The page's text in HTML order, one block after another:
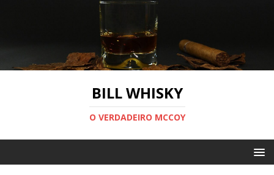
BILL WHISKY
O VERDADEIRO MCCOY